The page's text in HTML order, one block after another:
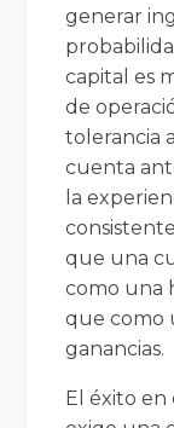
generar
capital es
de
tolerancia
cuenta
la
que una
como una
que como
ganancias.
El éxito